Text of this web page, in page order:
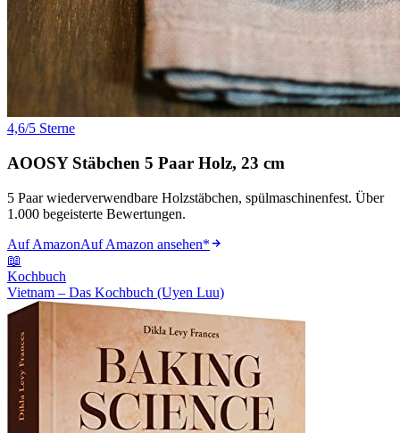
4,6/5 Sterne
AOOSY Stäbchen 5 Paar Holz, 23 cm
5 Paar wiederverwendbare Holzstäbchen, spülmaschinenfest. Über
1.000 begeisterte Bewertungen.
Auf AmazonAuf Amazon ansehen*
📖
Kochbuch
Vietnam – Das Kochbuch (Uyen Luu)